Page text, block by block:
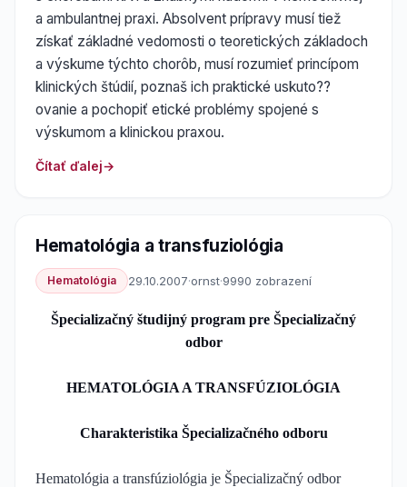
a ambulantnej praxi. Absolvent prípravy musí tiež
získať základné vedomosti o teoretických základoch
a výskume týchto chorôb, musí rozumieť princípom
klinických štúdií, poznaš ich praktické uskuto??
ovanie a pochopiť etické problémy spojené s
výskumom a klinickou praxou.
Čítať ďalej
Hematológia a transfuziológia
Hematológia 29.10.2007·ornst·9990 zobrazení
Špecializačný študijný program pre Špecializačný
odbor
HEMATOLÓGIA A TRANSFÚZIOLÓGIA
Charakteristika Špecializačného odboru
Hematológia a transfúziológia je Špecializačný odbor